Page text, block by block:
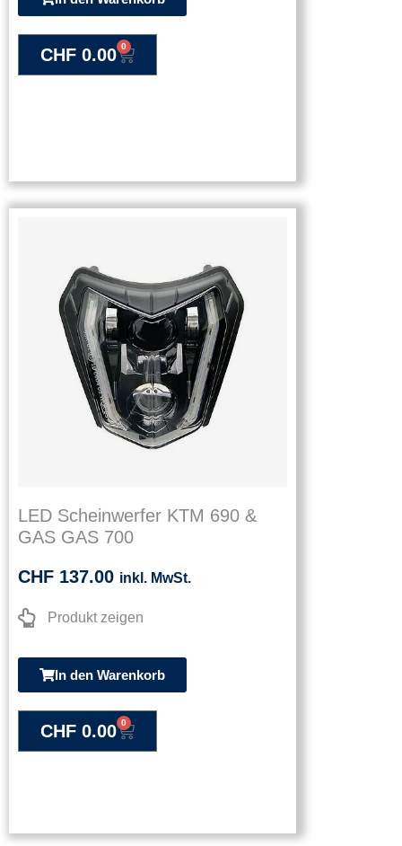
CHF 0.00 0
LED Scheinwerfer KTM 690 &
GAS GAS 700
CHF 137.00 inkl. MwSt.
Produkt zeigen
In den Warenkorb
CHF 0.00 0